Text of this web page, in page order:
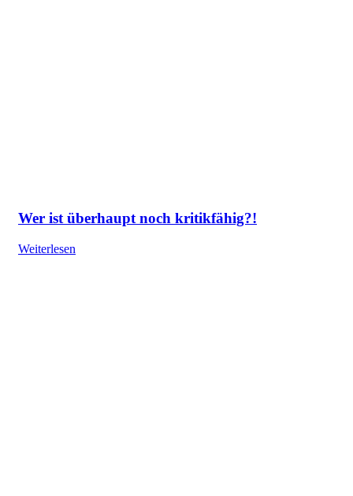
Wer ist überhaupt noch kritikfähig?!
Weiterlesen